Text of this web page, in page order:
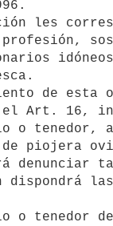
el Art. 16,
piojera
denunciar